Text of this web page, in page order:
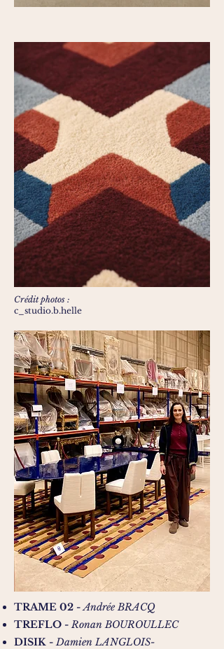
Crédit photos :
c_studio.b.helle
TRAME 02 -Andrée BRACQ
TREFLO - Ronan BOUROULLEC
DISIK -Damien LANGLOIS-